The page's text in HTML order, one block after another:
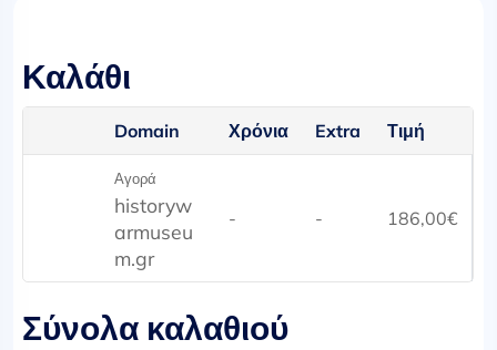
Καλάθι
Domain Χρόνια Extra Τιμή
Αγορά
historyw
armuseu
m.gr
- - 186,00€
Σύνολα καλαθιού